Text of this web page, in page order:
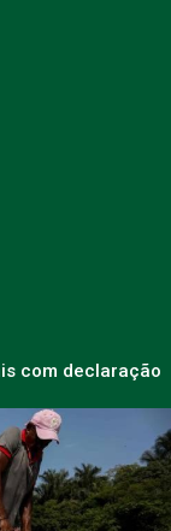
com declaração